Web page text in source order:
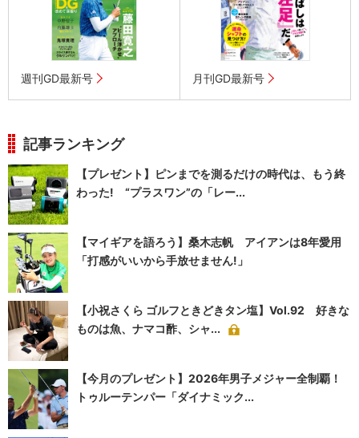
週刊GD最新号 月刊GD最新号
記事ランキング
【プレゼント】ピンまでを測るだけの時代は、もう終
わった! “プラスワン”の「レー...
【マイギアを語ろう】桑木志帆 アイアンは8年愛用
「打感がいいから手放せません!」
【小祝さくら ゴルフときどきタン塩】Vol.92 好きな
ものは魚、ナマコ酢、シャ...
【今月のプレゼント】2026年男子メジャー全制覇！
トゥルーテンパー「ダイナミック...